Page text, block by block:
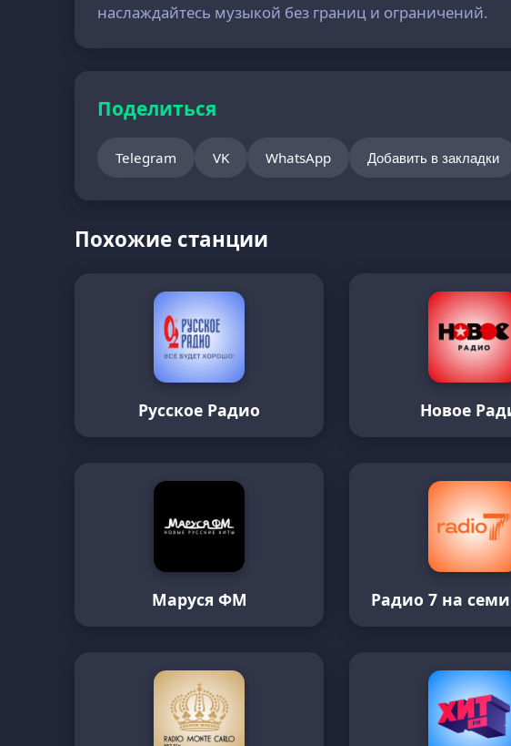
наслаждайтесь музыкой без границ и ограничений.
Поделиться
Telegram VK WhatsApp Добавить в закладки
Похожие станции
Русское Радио Новое
Маруся ФМ Радио 7 на